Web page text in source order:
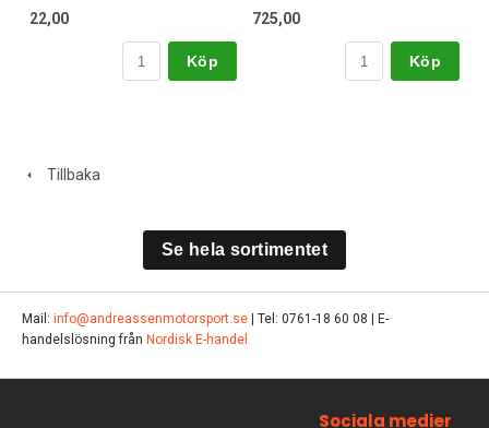
22,00
Köp
725,00
Köp
Tillbaka
Se hela sortimentet
Mail: info@andreassenmotorsport.se | Tel: 0761-18 60 08 | E-
handelslösning från Nordisk E-handel
Sociala medier